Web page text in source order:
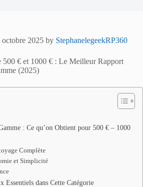
2025 by StephanelegeekRP360
500 € et 1000 € : Le Meilleur Rapport
(2025)
: Ce qu’on Obtient pour 500 € – 1000
Complète
et Simplicité
dans Cette Catégorie